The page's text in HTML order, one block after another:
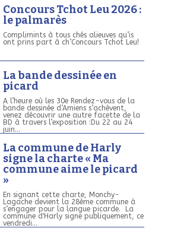
Concours Tchot Leu 2026 :
le palmarès
Complimints à tous chés alieuves qu’is
ont prins part à ch’Concours Tchot Leu!
La bande dessinée en
picard
A l’heure où les 30e Rendez-vous de la
bande dessinée d’Amiens s’achèvent,
venez découvrir une autre facette de la
BD à travers l’exposition :Du 22 au 24
juin...
La commune de Harly
signe la charte « Ma
commune aime le picard
»
En signant cette charte, Monchy-
Lagache devient la 28ème commune à
s’engager pour la langue picarde. La
commune d'Harly signe publiquement, ce
vendredi...